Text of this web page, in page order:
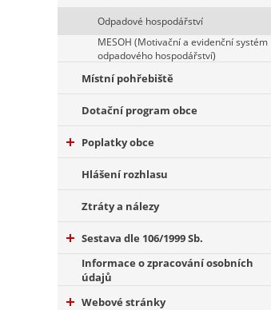
Odpadové hospodářství
MESOH (Motivační a evidenční systém
odpadového hospodářství)
Místní pohřebiště
Dotační program obce
Poplatky obce
Hlášení rozhlasu
Ztráty a nálezy
Sestava dle 106/1999 Sb.
Informace o zpracování osobních
údajů
Webové stránky